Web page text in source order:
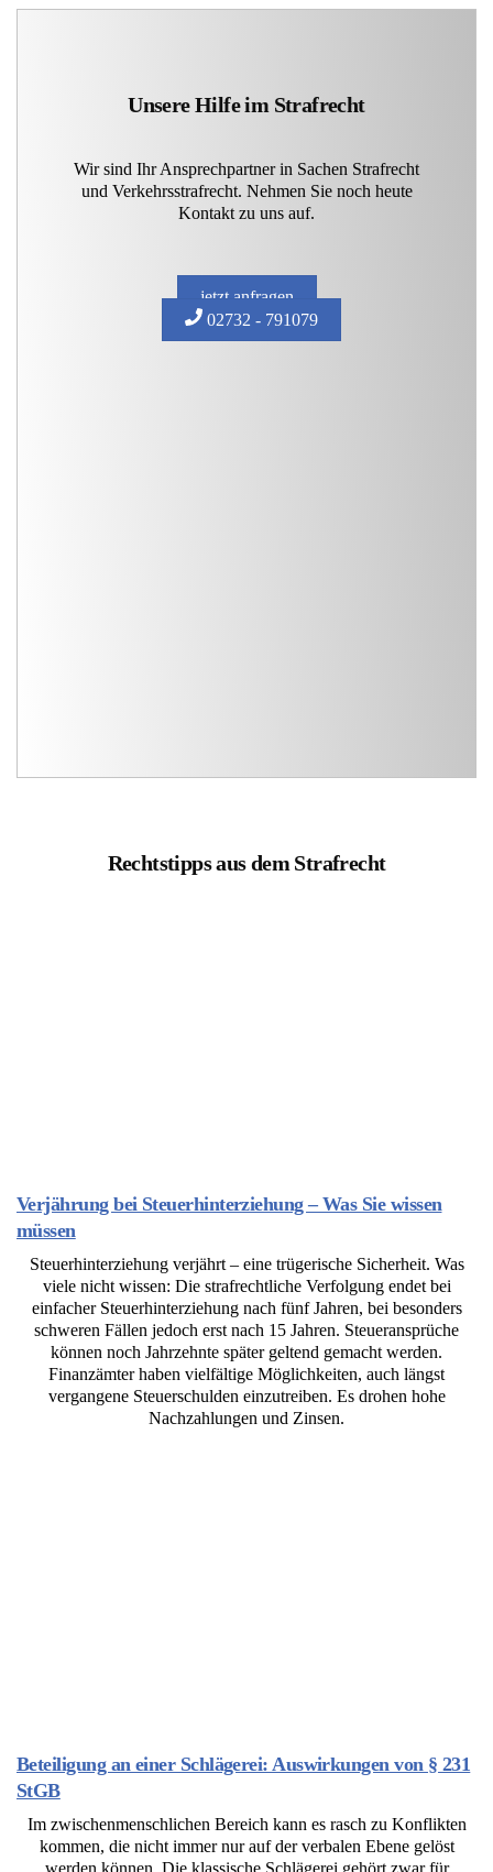
Unsere Hilfe im Strafrecht
Wir sind Ihr Ansprechpartner in Sachen Strafrecht
und Verkehrsstrafrecht. Nehmen Sie noch heute
Kontakt zu uns auf.
jetzt anfragen
02732 - 791079
Rechtstipps aus dem Strafrecht
Verjährung bei Steuerhinterziehung – Was Sie wissen
müssen
Steuerhinterziehung verjährt – eine trügerische Sicherheit. Was
viele nicht wissen: Die strafrechtliche Verfolgung endet bei
einfacher Steuerhinterziehung nach fünf Jahren, bei besonders
schweren Fällen jedoch erst nach 15 Jahren. Steueransprüche
können noch Jahrzehnte später geltend gemacht werden.
Finanzämter haben vielfältige Möglichkeiten, auch längst
vergangene Steuerschulden einzutreiben. Es drohen hohe
Nachzahlungen und Zinsen.
Beteiligung an einer Schlägerei: Auswirkungen von § 231
StGB
Im zwischenmenschlichen Bereich kann es rasch zu Konflikten
kommen, die nicht immer nur auf der verbalen Ebene gelöst
werden können. Die klassische Schlägerei gehört zwar für